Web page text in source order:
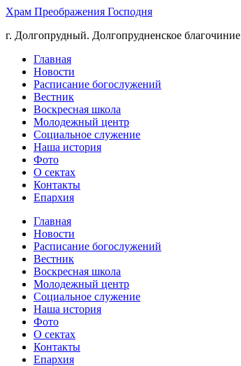
Храм Преображения Господня
г. Долгопрудный. Долгопрудненское благочиние
Главная
Новости
Расписание богослужений
Вестник
Воскресная школа
Молодежный центр
Социальное служение
Наша история
Фото
О сектах
Контакты
Епархия
Главная
Новости
Расписание богослужений
Вестник
Воскресная школа
Молодежный центр
Социальное служение
Наша история
Фото
О сектах
Контакты
Епархия